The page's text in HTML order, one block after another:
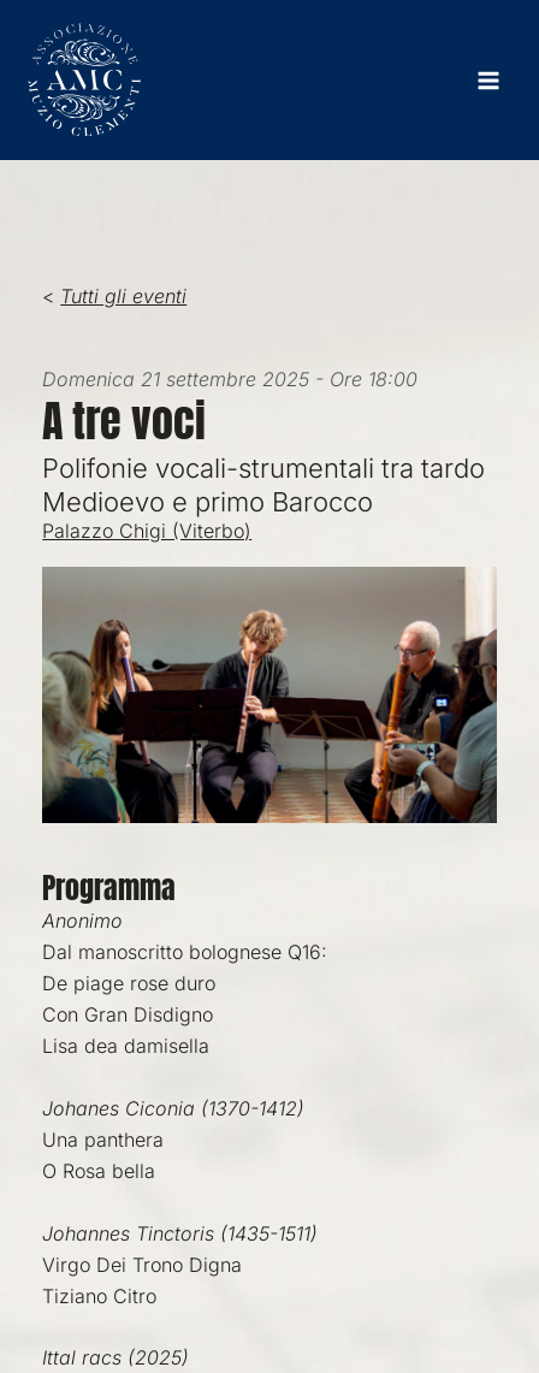
contenuto
< Tutti gli eventi
Domenica 21 settembre 2025 - Ore 18:00
A tre voci
Polifonie vocali-strumentali tra tardo
Medioevo e primo Barocco
Palazzo Chigi (Viterbo)
Programma
Anonimo
Dal manoscritto bolognese Q16:
De piage rose duro
Con Gran Disdigno
Lisa dea damisella
Johanes Ciconia (1370-1412)
Una panthera
O Rosa bella
Johannes Tinctoris (1435-1511)
Virgo Dei Trono Digna
Tiziano Citro
Ittal racs (2025)